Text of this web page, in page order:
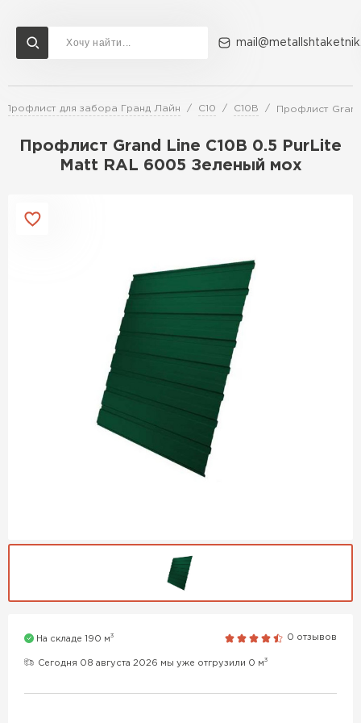
Профлист для забора Гранд Лайн С10 С10В Профлист
Профлист Grand Line C10В 0.5 PurLite
Matt RAL 6005 Зеленый мох
На складе 190 м3 0 отзывов
Сегодня 08 августа 2026 мы уже отгрузили 0 м3
Доставка и оплата Акции О компании Контакты
Перейти в каталог